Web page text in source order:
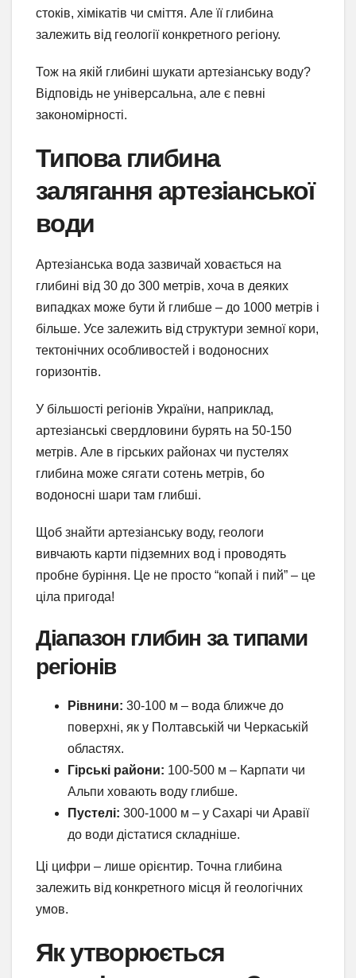
стоків, хімікатів чи сміття. Але її глибина
залежить від геології конкретного регіону.
Тож на якій глибині шукати артезіанську воду?
Відповідь не універсальна, але є певні
закономірності.
Типова глибина
залягання артезіанської
води
Артезіанська вода зазвичай ховається на
глибині від 30 до 300 метрів, хоча в деяких
випадках може бути й глибше – до 1000 метрів і
більше. Усе залежить від структури земної кори,
тектонічних особливостей і водоносних
горизонтів.
У більшості регіонів України, наприклад,
артезіанські свердловини бурять на 50-150
метрів. Але в гірських районах чи пустелях
глибина може сягати сотень метрів, бо
водоносні шари там глибші.
Щоб знайти артезіанську воду, геологи
вивчають карти підземних вод і проводять
пробне буріння. Це не просто “копай і пий” – це
ціла пригода!
Діапазон глибин за типами
регіонів
Рівнини: 30-100 м – вода ближче до
поверхні, як у Полтавській чи Черкаській
областях.
Гірські райони: 100-500 м – Карпати чи
Альпи ховають воду глибше.
Пустелі: 300-1000 м – у Сахарі чи Аравії
до води дістатися складніше.
Ці цифри – лише орієнтир. Точна глибина
залежить від конкретного місця й геологічних
умов.
Як утворюється